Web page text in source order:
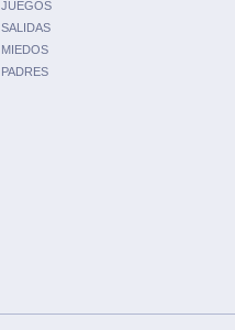
JUEGOS
SALIDAS
MIEDOS
PADRES